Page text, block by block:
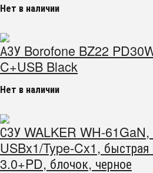
Нет в наличии
АЗУ Borofone BZ22
C+USB Black
Нет в наличии
СЗУ WALKER WH-
USBx1/Type-Cx1, быстрая
3.0+PD, блочок, черное